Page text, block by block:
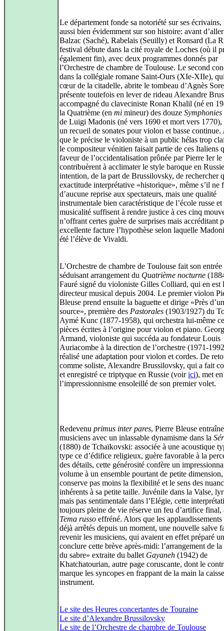
Le département fonde sa notoriété sur ses écrivains,
aussi bien évidemment sur son histoire: avant
Balzac (Saché), Rabelais (Seuilly) et Ronsard (La
festival débute dans la cité royale de Loches (où il
également fin), avec deux programmes donnés par
l’Orchestre de chambre de Toulouse. Le second
dans la collégiale romane Saint-Ours (XIe-XIIe),
cœur de la citadelle, abrite le tombeau d’Agnès
présente toutefois en lever de rideau Alexandre
accompagné du claveciniste Ronan Khalil (né en
la Quatrième (en mi mineur) des douze Symphonies
de Luigi Madonis (né vers 1690 et mort vers 1770),
un recueil de sonates pour violon et basse continue.
que le précise le violoniste à un public hélas trop
le compositeur vénitien faisait partie de ces Italiens
faveur de l’occidentalisation prônée par Pierre Ier
contribuèrent à acclimater le style baroque en
intention, de la part de Brussilovsky, de rechercher
exactitude interprétative «historique», même s’il ne
d’aucune reprise aux spectateurs, mais une qualité
instrumentale bien caractéristique de l’école russe
musicalité suffisent à rendre justice à ces cinq
n’offrant certes guère de surprises mais accréditant
excellente facture l’hypothèse selon laquelle
été l’élève de Vivaldi.
L’Orchestre de chambre de Toulouse fait son
séduisant arrangement du Quatrième nocturne
Fauré signé du violoniste Gilles Colliard, qui en est
directeur musical depuis 2004. Le premier violon
Bleuse prend ensuite la baguette et dirige «Près
source», première des Pastorales (1903/1927) du
Aymé Kunc (1877-1958), qui orchestra lui-même
pièces écrites à l’origine pour violon et piano.
Armand, violoniste qui succéda au fondateur Louis
Auriacombe à la direction de l’orchestre (1971-
réalisé une adaptation pour violon et cordes. De
comme soliste, Alexandre Brussilovsky, qui a fait
et enregistré ce triptyque en Russie (voirici), met
l’impressionnisme ensoleillé de son premier volet.
Redevenu primus inter pares, Pierre Bleuse
musiciens avec un inlassable dynamisme dans la
(1880) de Tchaïkovski: associée à une acoustique
type ce d’édifice religieux, guère favorable à la
des détails, cette générosité confère un
volume à un ensemble pourtant de petite
conserve pas moins la flexibilité et le sens des
inhérents à sa petite taille. Juvénile dans la Valse,
mais pas sentimentale dans l’Elégie, cette
toujours pleine de vie réserve un feu d’artifice final,
Tema russo effréné. Alors que les applaudissements
déjà arrêtés depuis un moment, une nouvelle salve
revenir les musiciens, qui avaient en effet préparé
conclure cette brève après-midi: l’arrangement de la
du sabre» extraite du ballet Gayaneh (1942) de
Khatchatourian, autre page coruscante, dont le
marque les syncopes en frappant de la main la
instrument.
Le site des Heures concertantes de Touraine
Le site d’Alexandre Brussilovsky
Le site de l’Orchestre de chambre de Toulouse